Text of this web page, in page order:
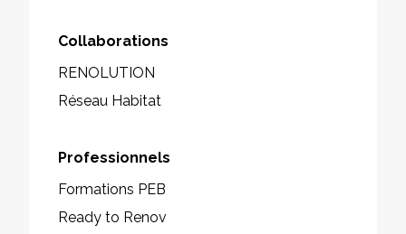
Collaborations
RENOLUTION
Réseau Habitat
Professionnels
Formations PEB
Ready to Renov